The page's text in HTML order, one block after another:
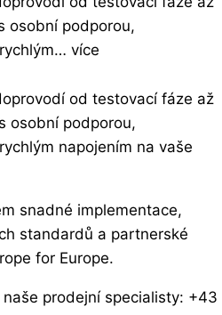
osobní podporou,
více
od testovací fáze až
osobní podporou,
napojením na vaše
snadné implementace,
standardů a partnerské
for Europe.
prodejní specialisty: +43